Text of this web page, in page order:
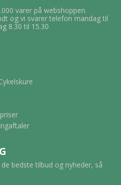
varer på webshoppen.
og vi svarer telefon mandag til
8.30 til 15.30
bedste tilbud og nyheder, så